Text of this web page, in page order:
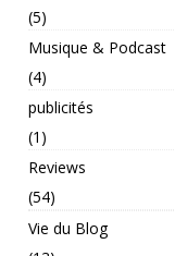
(5)
Musique & Podcast
(4)
publicités
(1)
Reviews
(54)
Vie du Blog